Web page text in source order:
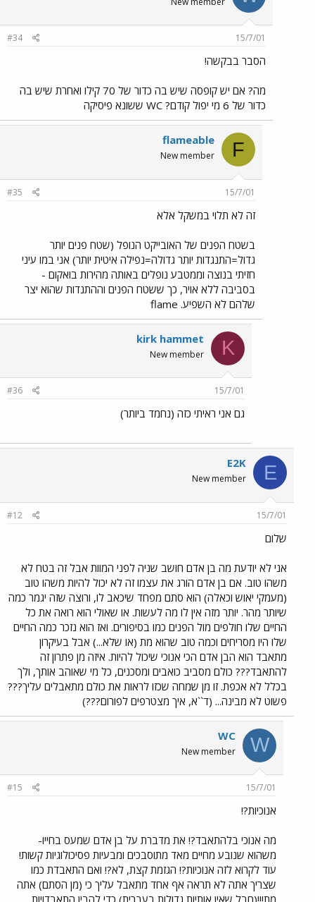
15/7/01
#34
הסבר בבקשה!
מה? אם יש קופסה שיש בה כדור של 70 קילו ואחרת שיש בה
כדור של 6 מי יפול קודם? WC ששונא פיסיקה
F
flameable
New member
15/7/01
#35
זה לא תלוי במשקל אלא
בשטח הפנים של האובייקט הנופל (שטח פנים יותר
גדול=התנגדות יותר גדולה=נפילה איטית יותר) אני במו עיני
חזיתי בנוצה וממטבע נופלים באותה מהירות בואקום -
בסביבה ללא אויר, כך ששטח הפנים וההתנדות שהוא יצר
שלהם לא השפיע. flame
K
kirk hammet
New member
15/7/01
#36
גם אני ראיתי כזה (נחמד ביותר)
E
E2K
New member
15/7/01
#12
שלום
אני לא יודעת מה בן אדם חושב שניה לפני המוות אבל זה בטח לא
משהו טוב. אם בן אדם הורג את עצמו זה לא יכול להיות משהו טוב
(מעמקי יאוש וכאלה) הוא סתם מפחד שיכאב לו, ורוצה שזה יגמר כמה
שיותר מהר. יותר מזה אין לו מה לעשות. או שאולי הוא רואה את כל
החיים שלו חולפים מול הפנים כמו בסיפורים. ואז הוא נזכר כמה החיים
שלו היו מסריחים וכמה טוב שהוא מת (או שלא...) אבל בעיקרון
מתאבד הוא הבן אדם הכי אנוכי שיכול להיות. איזה מן פתרון זה
להתאבד??? כולם מסביב כואבים ומסכנים, כל מי שאוהב אותך, ולך
בכלל לא אכפת. זו מן שמחה שכזו לראות את כולם מתאבלים עליך???
פשוט לא מבינה... (ד``א, איך מצטרפים לפורום???)
W
WC
New member
15/7/01
#15
אנוכיות?!
מה אנוכי בלהתאבד?! את מדברת על בן אדם שמעס בחייו-
משהוא שנובע מחיים מאד מתוסבכים ומבעיות פסיכולוגיות קשות!
עוד לקרוא לזה אנוכיות?! הגזמת קצת, לא?! ואם התאבדת כמו
שצריך אתה לא תראה אף אחד מתאבל עליך כי (מן הסתם) אתה
מת!!!(חבל שאין אותיות גדולות בעברית) כדי להבין התאבדויות